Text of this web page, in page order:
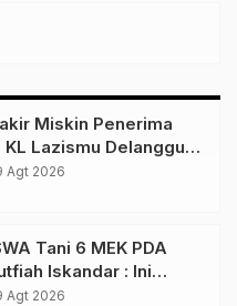
Miskin Penerima
KL Lazismu Delanggu
ZIS
Agt 2026
Tani 6 MEK PDA
Iskandar : Ini
Gerakan Lumbung
Agt 2026